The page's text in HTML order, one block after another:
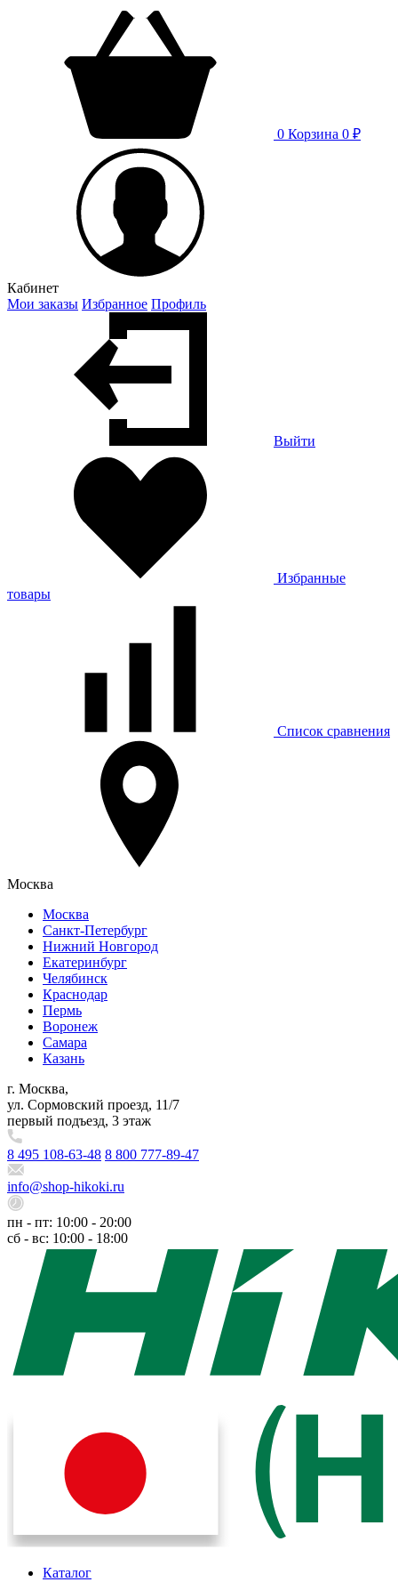
0 Корзина 0 ₽
Кабинет
Мои заказы Избранное Профиль
Выйти
Избранные
товары
Список сравнения
Москва
Москва
Санкт-Петербург
Нижний Новгород
Екатеринбург
Челябинск
Краснодар
Пермь
Воронеж
Самара
Казань
г. Москва,
ул. Сормовский проезд, 11/7
первый подъезд, 3 этаж
8 495 108-63-48 8 800 777-89-47
info@shop-hikoki.ru
пн - пт: 10:00 - 20:00
сб - вс: 10:00 - 18:00
Каталог